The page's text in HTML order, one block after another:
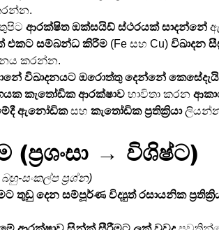
ආරක්ෂිත ඔක්සයිඩ් ස්ථරයක් සාදන්නේ
එකට සම්බන්ධ කිරීම (Fe සහ Cu) විඛාදන
කරන්න.
විඛාදනයට ඔරොත්තු දෙන්නේ කෙසේදැයි
කැතෝඩික ආරක්ෂාව භාවිතා කරන
ඇනෝඩික සහ කැතෝඩික ප්‍රතික්‍රියා
→ විශිෂ්ට)
සංකල්ප ප්‍රශ්න)
තුඩු දෙන සම්පූර්ණ විද්‍යුත් රසායනික